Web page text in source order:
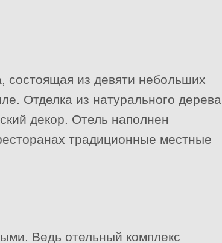
состоящая из девяти небольших
Отделка из натурального дерева
декор. Отель наполнен
традиционные местные
Ведь отельный комплекс